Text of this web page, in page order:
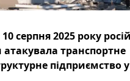
серпня 2025 року
транспортне
підприємство